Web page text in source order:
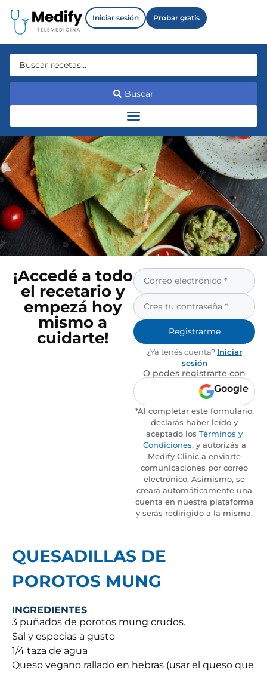
Iniciar sesión Probar gratis
Buscar
¡Accedé a todo
el recetario y
empezá hoy
mismo a
cuidarte!
Registrarme
¿Ya tenés cuenta? Iniciar
sesión
O podes registrarte con
Google
*Al completar este formulario,
declarás haber leído y
aceptado los Términos y
Condiciones, y autorizás a
Medify Clinic a enviarte
comunicaciones por correo
electrónico. Asimismo, se
creará automáticamente una
cuenta en nuestra plataforma
y serás redirigido a la misma.
QUESADILLAS DE
POROTOS MUNG
INGREDIENTES
3 puñados de porotos mung crudos.
Sal y especias a gusto
1/4 taza de agua
Queso vegano rallado en hebras (usar el queso que